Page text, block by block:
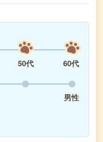
50代
60代
男性